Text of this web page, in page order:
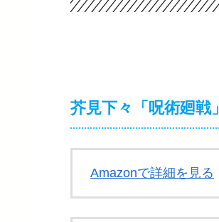
芥見下々「呪術廻戦」
Amazonで詳細を見る